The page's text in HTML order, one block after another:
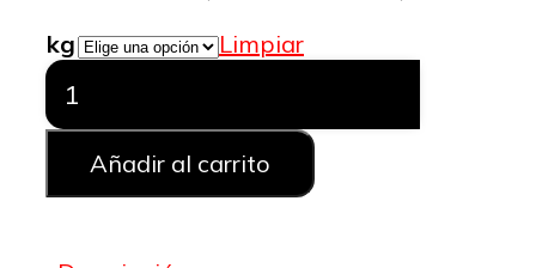
kg
Limpiar
Ownat
Author
Pescado
Oleoso
y
Añadir al carrito